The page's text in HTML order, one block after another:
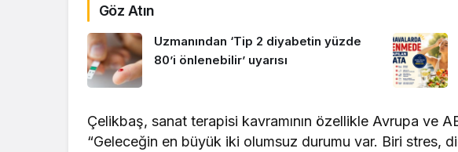
Göz Atın
Uzmanından ‘Tip 2 diyabetin yüzde
80’i önlenebilir’ uyarısı
Çelikbaş, sanat terapisi kavramının özellikle Avrupa ve
“Geleceğin en büyük iki olumsuz durumu var. Biri stres,